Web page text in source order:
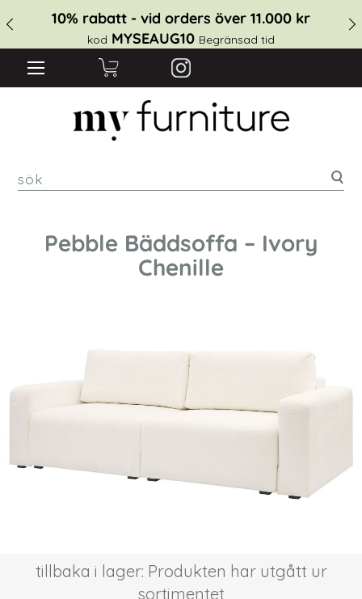
10% rabatt - vid orders över 11.000 kr
kod MYSEAUG10 Begränsad tid
Pebble Bäddsoffa – Ivory
Chenille
tillbaka i lager: Produkten har utgått ur
sortimentet